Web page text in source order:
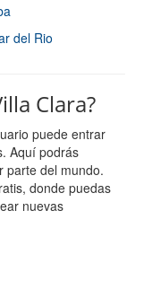
del Rio
Clara?
puede entrar
Aquí podrás
parte del mundo.
donde puedas
nuevas